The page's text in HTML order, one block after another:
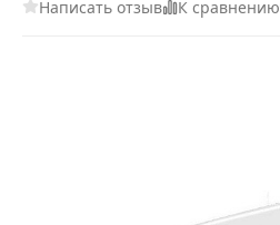
Написать отзыв К сравнению